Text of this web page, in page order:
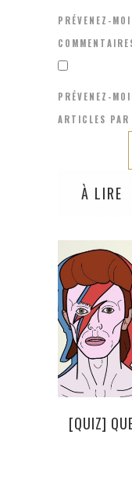
PRÉVENEZ-
PRÉVENEZ-
ARTICLES
À LIRE
[QUIZ]